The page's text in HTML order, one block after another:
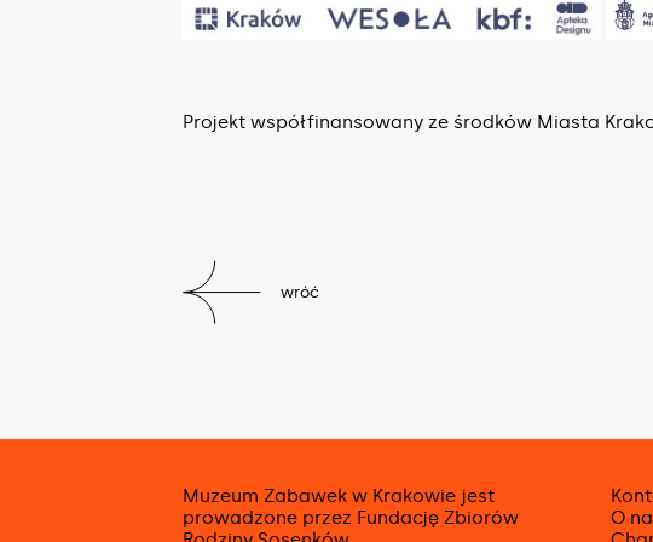
Projekt współfinansowany ze środków Miasta
wróć
Muzeum Zabawek w Krakowie jest
prowadzone przez Fundację Zbiorów
O